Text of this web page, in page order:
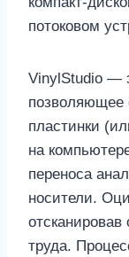
потоковом
VinylStudio —
позволяющее
пластинки
на
переноса
носители.
труда.